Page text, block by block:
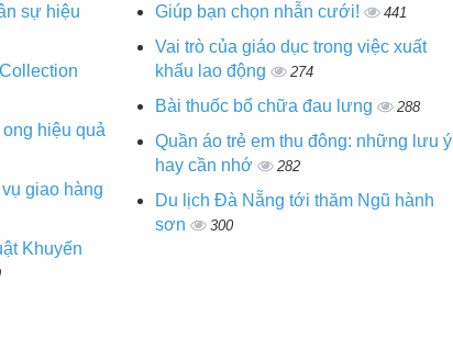
sự hiệu
hiệu quả
giao hàng
Khuyến
Giúp bạn chọn nhẫn cưới! 441
Vai trò của giáo dục trong việc xuất
khấu lao động
274
Bài thuốc bổ chữa đau lưng 288
Quần áo trẻ em thu đông: những lưu ý
hay cần nhớ
282
Du lịch Đà Nẵng tới thăm Ngũ hành
sơn
300